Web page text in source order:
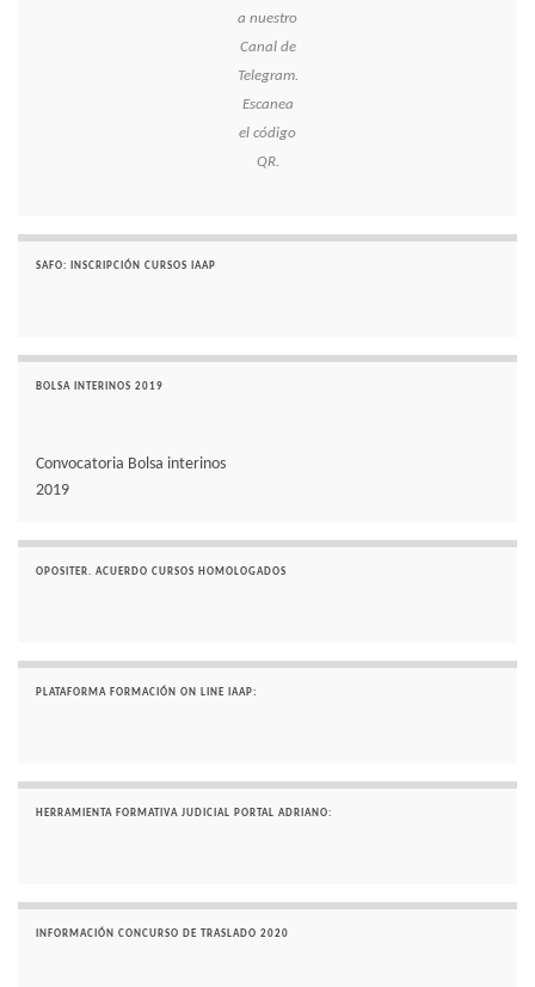
a nuestro
Canal de
Telegram.
Escanea
el código
QR.
SAFO: INSCRIPCIÓN CURSOS IAAP
BOLSA INTERINOS 2019
Convocatoria Bolsa interinos
2019
OPOSITER. ACUERDO CURSOS HOMOLOGADOS
PLATAFORMA FORMACIÓN ON LINE IAAP:
HERRAMIENTA FORMATIVA JUDICIAL PORTAL ADRIANO:
INFORMACIÓN CONCURSO DE TRASLADO 2020